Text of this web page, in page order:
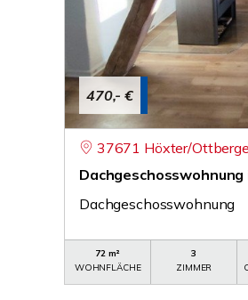
470,- €
37671 Höxter/
Dachgeschosswohnung
72 m²
WOHNFLÄCHE
3
ZIMMER